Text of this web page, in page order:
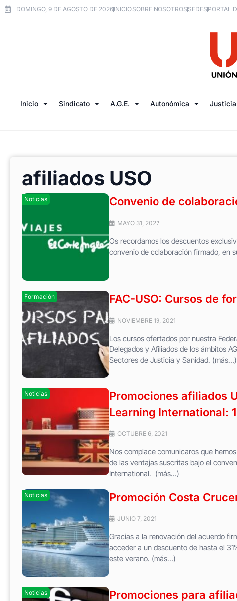
DOMINGO, 9 DE AGOSTO DE 2026INICIOSOBRE NOSOTROSSEDESPORTAL
Inicio Sindicato A.G.E. Autonómica Justicia
afiliados USO
Noticias Convenio de
MAYO 31, 2022
Os recordamos los descuentos
convenio de colaboración firmado, en
Formación FAC-USO: Cursos de
NOVIEMBRE 19, 2021
Los cursos ofertados por nuestra
Delegados y Afiliados de los ámbitos
Sectores de Justicia y Sanidad. (más…)
Noticias
Promociones afiliados
Learning International:
OCTUBRE 6, 2021
Nos complace comunicaros que
de las ventajas suscritas bajo el
International. (más…)
Noticias Promoción Costa
JUNIO 7, 2021
Gracias a la renovación del acuerdo
acceder a un descuento de hasta el
este verano. (más…)
Noticias
Promociones para